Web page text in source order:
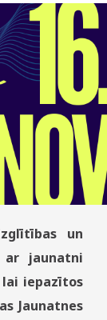
un
ar jaunatni
iepazītos
Jaunatnes